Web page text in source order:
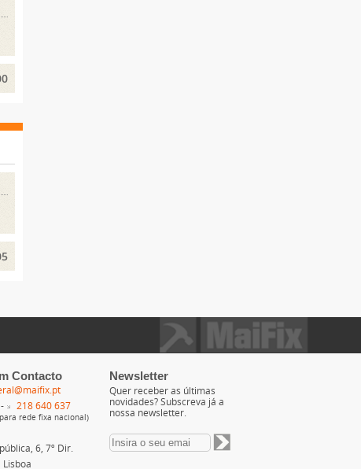
Contacto
218 640 637
rede fixa nacional)
6, 7º Dir.
Lisboa
Newsletter
Quer receber as últimas
novidades? Subscreva já a
nossa newsletter.